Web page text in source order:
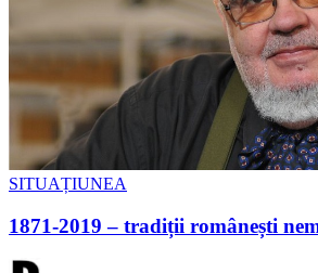
SITUAȚIUNEA
1871-2019 – tradiții românești